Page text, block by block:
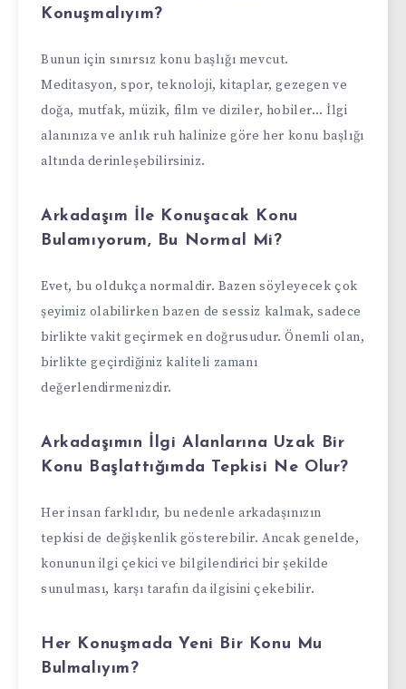
Konuşmalıyım?
Bunun için sınırsız konu başlığı mevcut.
Meditasyon, spor, teknoloji, kitaplar, gezegen ve
doğa, mutfak, müzik, film ve diziler, hobiler… İlgi
alanınıza ve anlık ruh halinize göre her konu başlığı
altında derinleşebilirsiniz.
Arkadaşım İle Konuşacak Konu
Bulamıyorum, Bu Normal Mi?
Evet, bu oldukça normaldir. Bazen söyleyecek çok
şeyimiz olabilirken bazen de sessiz kalmak, sadece
birlikte vakit geçirmek en doğrusudur. Önemli olan,
birlikte geçirdiğiniz kaliteli zamanı
değerlendirmenizdir.
Arkadaşımın İlgi Alanlarına Uzak Bir
Konu Başlattığımda Tepkisi Ne Olur?
Her insan farklıdır, bu nedenle arkadaşınızın
tepkisi de değişkenlik gösterebilir. Ancak genelde,
konunun ilgi çekici ve bilgilendirici bir şekilde
sunulması, karşı tarafın da ilgisini çekebilir.
Her Konuşmada Yeni Bir Konu Mu
Bulmalıyım?